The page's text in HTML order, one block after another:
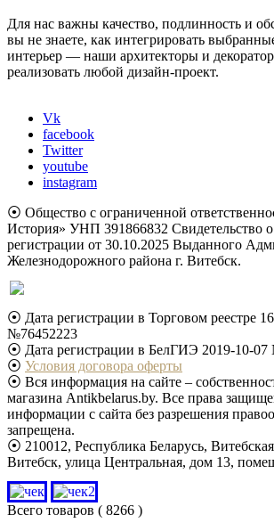
Для нас важны качество, подлинность и
вы не знаете, как интегрировать
интерьер — наши архитекторы и
реализовать любой дизайн-проект.
Vk
facebook
Twitter
youtube
instagram
⦿ Общество с ограниченной
История» УНП 391866832 Свидетельство о
регистрации от 30.10.2025 Выданного
Железнодорожного района г. Витебск.
⦿ Дата регистрации в Торговом реестре
№76452223
⦿ Дата регистрации в БелГИЭ 2019-10-
⦿ Условия договора оферты
⦿ Вся информация на сайте –
магазина Antikbelarus.by. Все права
информации с сайта без разрешения
запрещена.
⦿ 210012, Республика Беларусь, Витебская
Витебск, улица Центральная, дом 13,
Всего товаров ( 8266 )